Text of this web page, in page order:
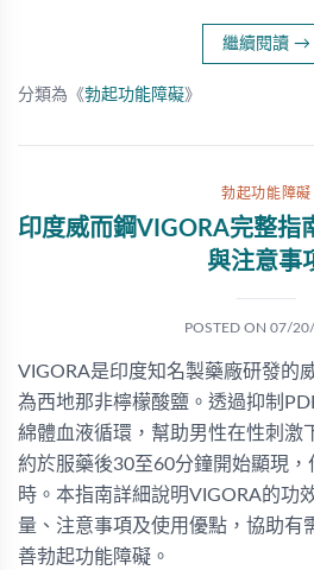
繼續閱讀 →
分類為《勃起功能障礙》
勃起功能障礙
印度威而鋼VIGORA完整指
與注意事
POSTED ON 07/
VIGORA是印度知名製藥廠研發的
為西地那非檸檬酸鹽。透過抑制
綿體血液循環，幫助男性在性刺激
約於服藥後30至60分鐘開始顯現
時。本指南詳細說明VIGORA的功
量、注意事項及使用優點，協助有
善勃起功能障礙。